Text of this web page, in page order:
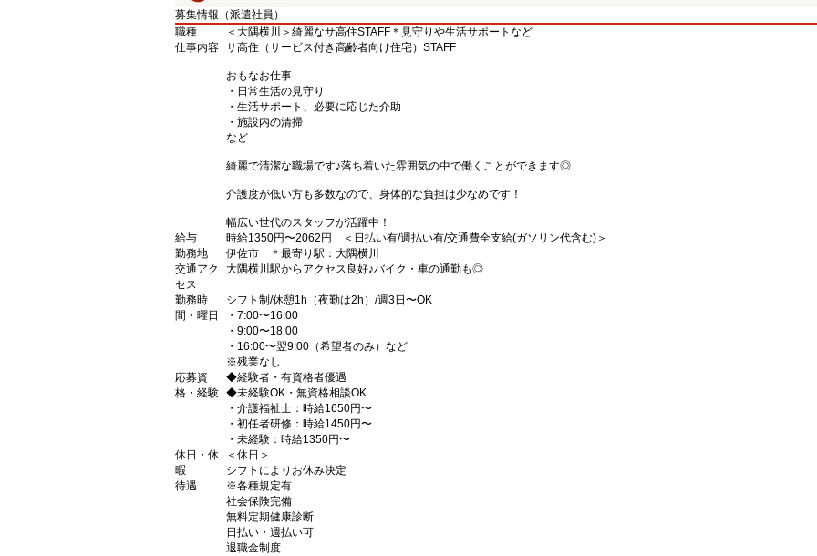
募集情報（派遣社員）
職種
＜大隅横川＞綺麗なサ高住STAFF＊見守りや生活サポートなど
仕事内容 サ高住（サービス付き高齢者向け住宅）STAFF
おもなお仕事
・日常生活の見守り
・生活サポート、必要に応じた介助
・施設内の清掃
など
綺麗で清潔な職場です♪落ち着いた雰囲気の中で働くことができます◎
介護度が低い方も多数なので、身体的な負担は少なめです！
幅広い世代のスタッフが活躍中！
給与
時給1350円〜2062円 ＜日払い有/週払い有/交通費全支給(ガソリン代含む)＞
勤務地
伊佐市 ＊最寄り駅：大隅横川
交通アク
セス
大隅横川駅からアクセス良好♪バイク・車の通勤も◎
勤務時
間・曜日
シフト制/休憩1h（夜勤は2h）/週3日〜OK
・7:00〜16:00
・9:00〜18:00
・16:00〜翌9:00（希望者のみ）など
※残業なし
応募資
格・経験
◆経験者・有資格者優遇
◆未経験OK・無資格相談OK
・介護福祉士：時給1650円〜
・初任者研修：時給1450円〜
・未経験：時給1350円〜
休日・休
暇
＜休日＞
シフトによりお休み決定
待遇
※各種規定有
社会保険完備
無料定期健康診断
日払い・週払い可
退職金制度